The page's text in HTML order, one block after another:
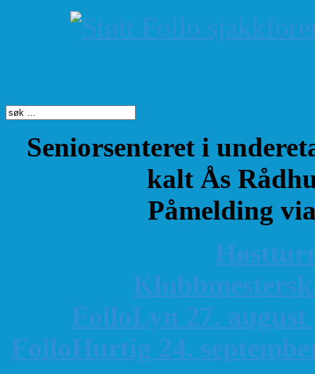
Seniorsenteret i
kalt Ås
Påmelding
K
FolloLyn 27. august
FolloHurtig 24.